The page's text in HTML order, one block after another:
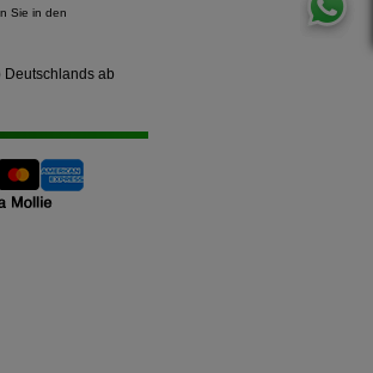
Sie in den
Deutschlands ab